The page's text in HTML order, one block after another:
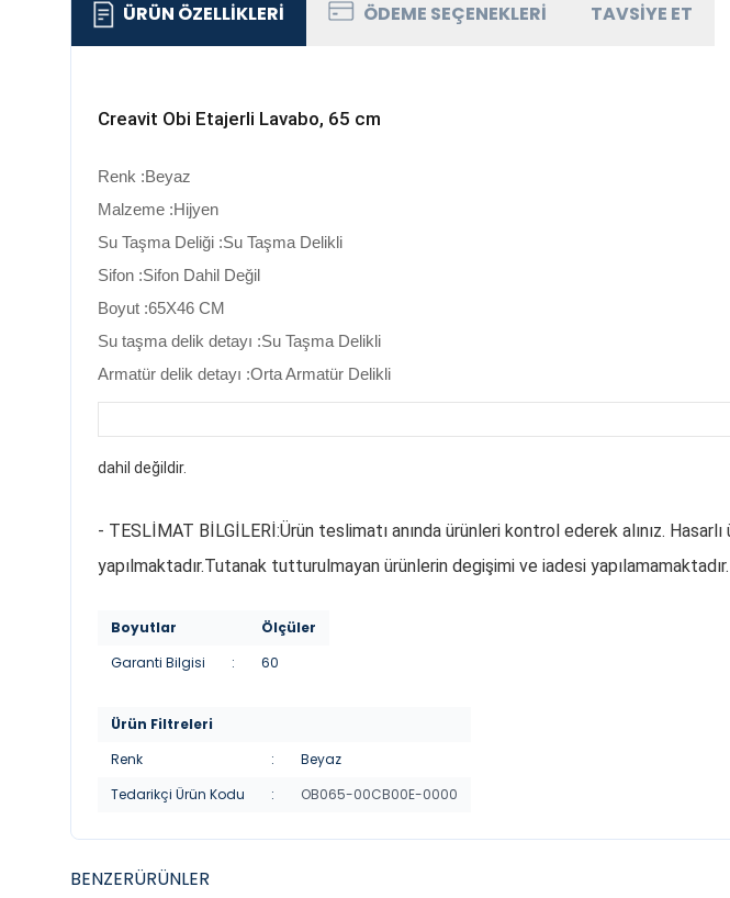
ÜRÜN ÖZELLIKLERI ÖDEME SEÇENEKLERI TAVSIYE ET
Creavit Obi Etajerli Lavabo, 65 cm
Renk :Beyaz
Malzeme :Hijyen
Su Taşma Deliği :Su Taşma Delikli
Sifon :Sifon Dahil Değil
Boyut :65X46 CM
Su taşma delik detayı :Su Taşma Delikli
Armatür delik detayı :Orta Armatür Delikli
dahil değildir.
- TESLİMAT BİLGİLERİ:Ürün teslimatı anında ürünleri kontrol ederek alınız.
yapılmaktadır.Tutanak tutturulmayan ürünlerin degişimi ve iadesi yapılamamaktadır.
Boyutlar
Ölçüler
Garanti Bilgisi
: 60
Ürün Filtreleri
Renk
:
Beyaz
Tedarikçi Ürün Kodu
: OB065-00CB00E-0000
BENZERÜRÜNLER